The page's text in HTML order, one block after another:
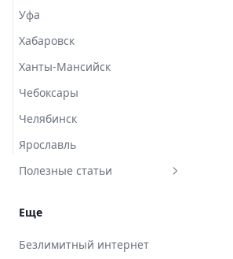
Уфа
Хабаровск
Ханты-Мансийск
Чебоксары
Челябинск
Ярославль
Полезные статьи
СберМобайл с телефона и на
Где поменять сим-карту
Еще
Безлимитный интернет